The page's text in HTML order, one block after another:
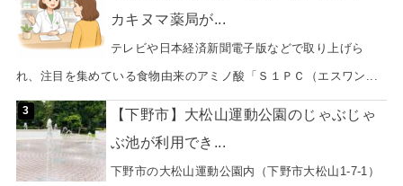
カキヌマ薬局が...
テレビや日本経済新聞電子版などで取り上げら
れ、注目を集めている食物由来のアミノ酸「Ｓ１ＰＣ（エスワン...
【下野市】大松山運動公園のじゃぶじゃ
ぶ池が利用でき...
下野市の大松山運動公園内（下野市大松山1-7-1）